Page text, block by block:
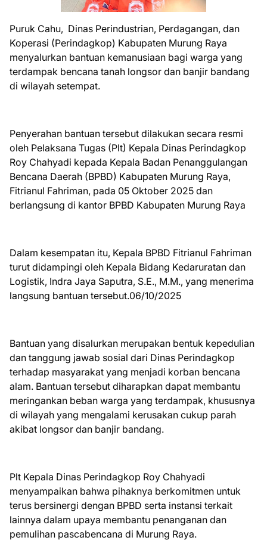
Puruk Cahu, Dinas Perindustrian, Perdagangan, dan
Koperasi (Perindagkop) Kabupaten Murung Raya
menyalurkan bantuan kemanusiaan bagi warga yang
terdampak bencana tanah longsor dan banjir bandang
di wilayah setempat.
Penyerahan bantuan tersebut dilakukan secara resmi
oleh Pelaksana Tugas (Plt) Kepala Dinas Perindagkop
Roy Chahyadi kepada Kepala Badan Penanggulangan
Bencana Daerah (BPBD) Kabupaten Murung Raya,
Fitrianul Fahriman, pada 05 Oktober 2025 dan
berlangsung di kantor BPBD Kabupaten Murung Raya
Dalam kesempatan itu, Kepala BPBD Fitrianul Fahriman
turut didampingi oleh Kepala Bidang Kedaruratan dan
Logistik, Indra Jaya Saputra, S.E., M.M., yang menerima
langsung bantuan tersebut.06/10/2025
Bantuan yang disalurkan merupakan bentuk kepedulian
dan tanggung jawab sosial dari Dinas Perindagkop
terhadap masyarakat yang menjadi korban bencana
alam. Bantuan tersebut diharapkan dapat membantu
meringankan beban warga yang terdampak, khususnya
di wilayah yang mengalami kerusakan cukup parah
akibat longsor dan banjir bandang.
Plt Kepala Dinas Perindagkop Roy Chahyadi
menyampaikan bahwa pihaknya berkomitmen untuk
terus bersinergi dengan BPBD serta instansi terkait
lainnya dalam upaya membantu penanganan dan
pemulihan pascabencana di Murung Raya.